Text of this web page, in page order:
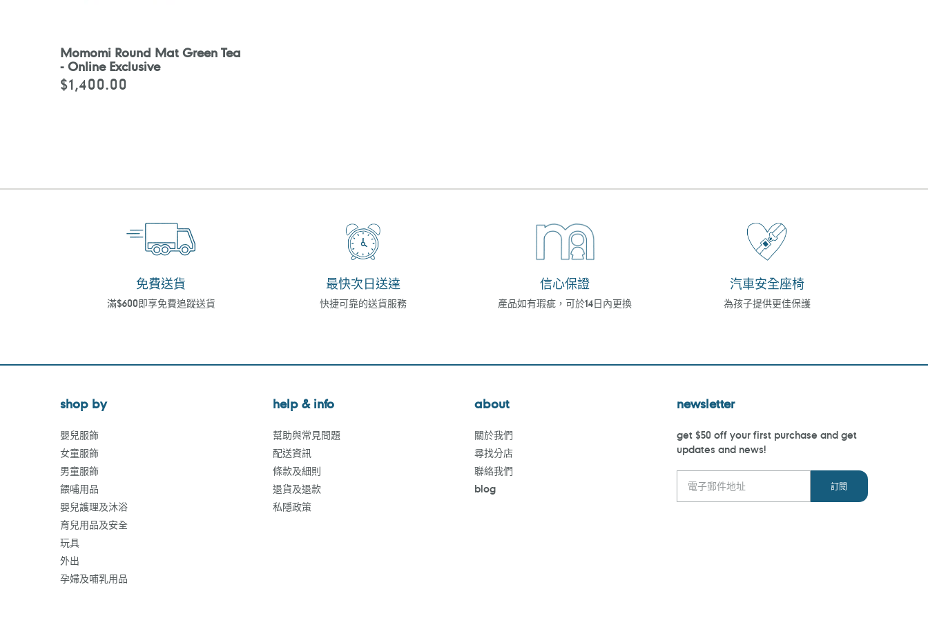
Momomi Round Mat Green Tea
- Online Exclusive
定
$1,400.00
免費送貨
滿$600即享免費追蹤送貨
最快次日送達
快捷可靠的送貨服務
信心保證
產品如有瑕疵，可於14日內更換
汽車安全座椅
為孩子提供更佳保護
shop by
嬰兒服飾
女童服飾
男童服飾
餵哺用品
嬰兒護理及沐浴
育兒用品及安全
玩具
外出
孕婦及哺乳用品
help & info
幫助與常見問題
配送資訊
條款及細則
退貨及退款
私隱政策
about
關於我們
尋找分店
聯絡我們
blog
newsletter
get $50 off your first purchase and get
updates and news!